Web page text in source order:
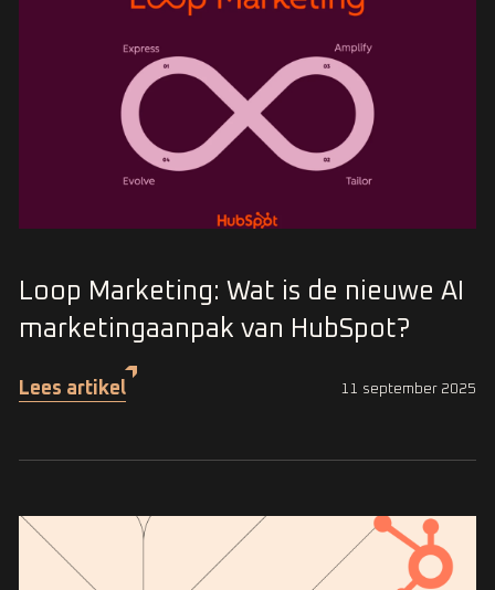
Loop Marketing: Wat is de nieuwe AI
marketingaanpak van HubSpot?
Lees artikel 11 september 2025